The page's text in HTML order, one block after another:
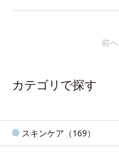
前へ
カテゴリで探す
スキンケア（169）